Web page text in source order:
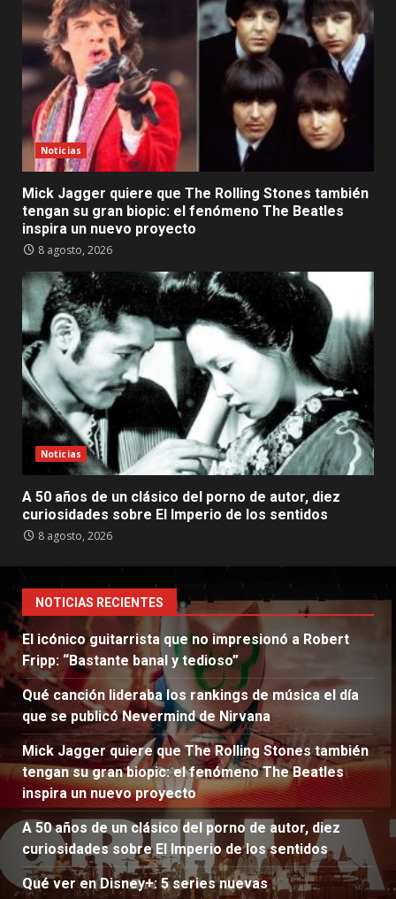
Noticias
Mick Jagger quiere que The Rolling Stones también
tengan su gran biopic: el fenómeno The Beatles
inspira un nuevo proyecto
8 agosto, 2026
Noticias
A 50 años de un clásico del porno de autor, diez
curiosidades sobre El Imperio de los sentidos
8 agosto, 2026
NOTICIAS RECIENTES
El icónico guitarrista que no impresionó a Robert
Fripp: “Bastante banal y tedioso”
Qué canción lideraba los rankings de música el día
que se publicó Nevermind de Nirvana
Mick Jagger quiere que The Rolling Stones también
tengan su gran biopic: el fenómeno The Beatles
inspira un nuevo proyecto
A 50 años de un clásico del porno de autor, diez
curiosidades sobre El Imperio de los sentidos
Qué ver en Disney+: 5 series nuevas